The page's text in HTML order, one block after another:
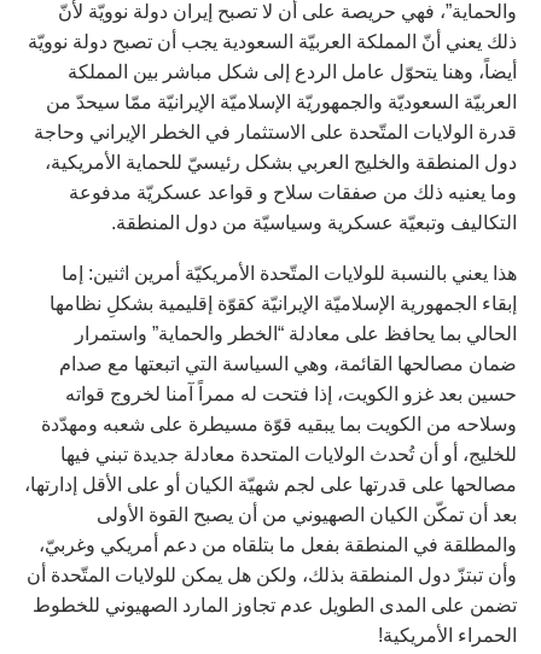
والحماية”، فهي حريصة على أن لا تصبح إيران دولة نوويّة لأنّ
ذلك يعني أنّ المملكة العربيّة السعودية يجب أن تصبح دولة نوويّة
أيضاً، وهنا يتحوّل عامل الردع إلى شكل مباشر بين المملكة
العربيّة السعوديّة والجمهوريّة الإسلاميّة الإيرانيّة ممّا سيحدّ من
قدرة الولايات المتّحدة على الاستثمار في الخطر الإيراني وحاجة
دول المنطقة والخليج العربي بشكل رئيسيّ للحماية الأمريكية،
وما يعنيه ذلك من صفقات سلاح و قواعد عسكريّة مدفوعة
التكاليف وتبعيّة عسكرية وسياسيّة من دول المنطقة.
هذا يعني بالنسبة للولايات المتّحدة الأمريكيّة أمرين اثنين: إما
إبقاء الجمهورية الإسلاميّة الإيرانيّة كقوّة إقليمية بشكلِ نظامها
الحالي بما يحافظ على معادلة “الخطر والحماية” واستمرار
ضمان مصالحها القائمة، وهي السياسة التي اتبعتها مع صدام
حسين بعد غزو الكويت، إذا فتحت له ممراً آمنا لخروج قواته
وسلاحه من الكويت بما يبقيه قوّة مسيطرة على شعبه ومهدّدة
للخليج، أو أن تُحدث الولايات المتحدة معادلة جديدة تبني فيها
مصالحها على قدرتها على لجم شهيّة الكيان أو على الأقل إدارتها،
بعد أن تمكّن الكيان الصهيوني من أن يصبح القوة الأولى
والمطلقة في المنطقة بفعل ما بتلقاه من دعم أمريكي وغربيّ،
وأن تبتزّ دول المنطقة بذلك، ولكن هل يمكن للولايات المتّحدة أن
تضمن على المدى الطويل عدم تجاوز المارد الصهيوني للخطوط
الحمراء الأمريكية!